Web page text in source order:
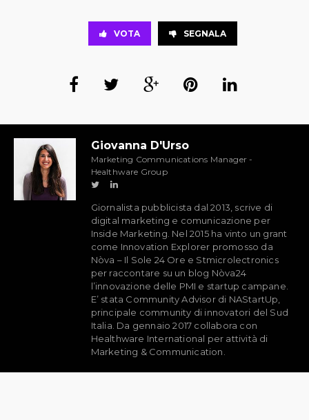
VOTA SEGNALA
Giovanna D'Urso
Marketing Communications Manager -
Healthware Group
Giornalista pubblicista dal 2013, scrive di
digital marketing e comunicazione per
Inside Marketing. Nel 2015 ha vinto un grant
come Innovation Explorer promosso da
Nòva – Il Sole 24 Ore e Stmicrolectronics
per raccontare su un blog Nòva24
l’innovazione delle PMI e startup campane.
E’ stata Community Advisor di NAStartUp,
principale community di innovatori del Sud
Italia. Da gennaio 2017 collabora con
Healthware International per attività di
Marketing & Communication.